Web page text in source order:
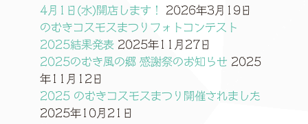
4月1日(水)開店します！
2026年3月19日
のむきコスモスまつりフォトコンテスト
2025結果発表 2025年11月27日
2025のむき風の郷 感謝祭のお知らせ 2025
年11月12日
2025 のむきコスモスまつり開催されました
2025年10月21日